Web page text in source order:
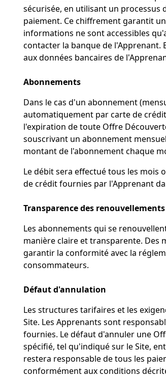
sécurisée, en utilisant un
paiement. Ce chiffrement garantit
informations ne sont accessibles
contacter la banque de l'Apprenant.
aux données bancaires de
Abonnements
Dans le cas d'un abonnement
automatiquement par carte de
l'expiration de toute Offre
souscrivant un abonnement
montant de l'abonnement chaque
Le débit sera effectué tous les mois
de crédit fournies par l'Apprenant
Transparence des
Les abonnements qui se
manière claire et transparente. Des
garantir la conformité avec la
consommateurs.
Défaut d'annulation
Les structures tarifaires et les
Site. Les Apprenants sont
fournies. Le défaut d'annuler une
spécifié, tel qu'indiqué sur le Site,
restera responsable de tous les
conformément aux conditions